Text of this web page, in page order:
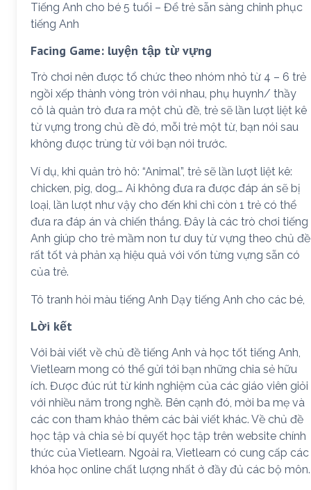
Tiếng Anh cho bé 5 tuổi – Để trẻ sẵn sàng chinh phục
tiếng Anh
Facing Game: luyện tập từ vựng
Trò chơi nên được tổ chức theo nhóm nhỏ từ 4 – 6 trẻ
ngồi xếp thành vòng tròn với nhau, phụ huynh/ thầy
cô là quản trò đưa ra một chủ đề, trẻ sẽ lần lượt liệt kê
từ vựng trong chủ đề đó, mỗi trẻ một từ, bạn nói sau
không được trùng từ với bạn nói trước.
Ví dụ, khi quản trò hô: “Animal”, trẻ sẽ lần lượt liệt kê:
chicken, pig, dog,… Ai không đưa ra được đáp án sẽ bị
loại, lần lượt như vậy cho đến khi chỉ còn 1 trẻ có thể
đưa ra đáp án và chiến thắng. Đây là các trò chơi tiếng
Anh giúp cho trẻ mầm non tư duy từ vựng theo chủ đề
rất tốt và phản xạ hiệu quả với vốn từng vựng sẵn có
của trẻ.
Tô tranh hỏi màu tiếng Anh Dạy tiếng Anh cho các bé,
Lời kết
Với bài viết về chủ đề tiếng Anh và học tốt tiếng Anh,
Vietlearn mong có thể gửi tới bạn những chia sẻ hữu
ích. Được đúc rút từ kinh nghiệm của các giáo viên giỏi
với nhiều năm trong nghề. Bên cạnh đó, mời ba mẹ và
các con tham khảo thêm các bài viết khác. Về chủ đề
học tập và chia sẻ bí quyết học tập trên website chính
thức của Vietlearn. Ngoài ra, Vietlearn có cung cấp các
khóa học online chất lượng nhất ở đầy đủ các bộ môn.